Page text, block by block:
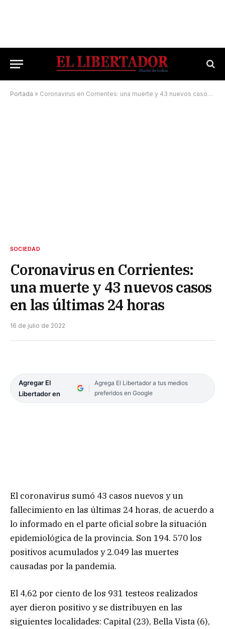
Portada » Coronavirus en Corrientes: una muerte y 43 nuevos casos en las últimas 24 horas
SOCIEDAD
Coronavirus en Corrientes:
una muerte y 43 nuevos casos
en las últimas 24 horas
16 de julio de 2022
Agregar El
Libertador en
Agrega El Libertador a tus medios
preferidos en Google
El coronavirus sumó 43 casos nuevos y un
fallecimiento en las últimas 24 horas, de acuerdo a
lo informado en el parte oficial sobre la situación
epidemiológica de la provincia. Son 194. 570 los
positivos acumulados y 2.049 las muertes
causadas por la pandemia.
El 4,62 por ciento de los 931 testeos realizados
ayer dieron positivo y se distribuyen en las
siguientes localidades: Capital (23), Bella Vista (6),